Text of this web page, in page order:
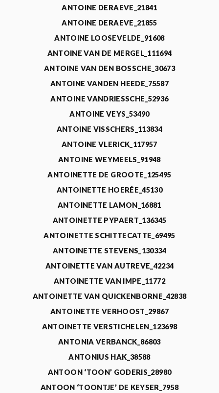
ANTOINE DERAEVE_21841
ANTOINE DERAEVE_21855
ANTOINE LOOSEVELDE_91608
ANTOINE VAN DE MERGEL_111694
ANTOINE VAN DEN BOSSCHE_30673
ANTOINE VANDEN HEEDE_75587
ANTOINE VANDRIESSCHE_52936
ANTOINE VEYS_53490
ANTOINE VISSCHERS_113834
ANTOINE VLERICK_117957
ANTOINE WEYMEELS_91948
ANTOINETTE DE GROOTE_125495
ANTOINETTE HOERÉE_45130
ANTOINETTE LAMON_16881
ANTOINETTE PYPAERT_136345
ANTOINETTE SCHITTECATTE_69495
ANTOINETTE STEVENS_130334
ANTOINETTE VAN AUTREVE_42234
ANTOINETTE VAN IMPE_11772
ANTOINETTE VAN QUICKENBORNE_42838
ANTOINETTE VERHOOST_29867
ANTOINETTE VERSTICHELEN_123698
ANTONIA VERBANCK_86803
ANTONIUS HAK_38588
ANTOON ‘TOON’ GODERIS_28980
ANTOON ‘TOONTJE’ DE KEYSER_7958